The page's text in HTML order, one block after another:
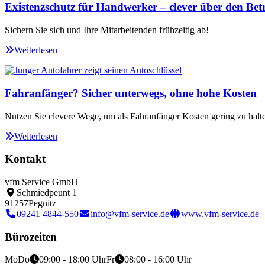
Existenzschutz für Handwerker – clever über den
Sichern Sie sich und Ihre Mitarbeitenden frühzeitig ab!
Weiterlesen
Fahranfänger? Sicher unterwegs, ohne hohe Kosten
Nutzen Sie clevere Wege, um als Fahranfänger Kosten gering zu
Weiterlesen
Kontakt
vfm Service GmbH
Schmiedpeunt 1
91257Pegnitz
09241 4844-550
info@vfm-service.de www.vfm-service.de
Bürozeiten
MoDo 09:00 - 18:00 UhrFr 08:00 - 16:00 Uhr